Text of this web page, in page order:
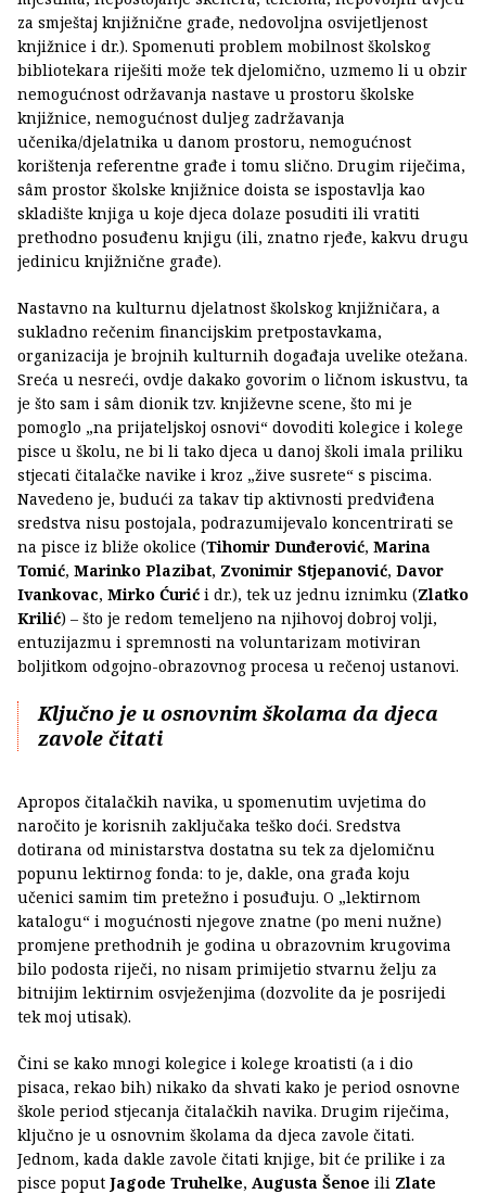
za smještaj knjižnične građe, nedovoljna osvijetljenost
knjižnice i dr.). Spomenuti problem mobilnost školskog
bibliotekara riješiti može tek djelomično, uzmemo li u obzir
nemogućnost održavanja nastave u prostoru školske
knjižnice, nemogućnost duljeg zadržavanja
učenika/djelatnika u danom prostoru, nemogućnost
korištenja referentne građe i tomu slično. Drugim riječima,
sâm prostor školske knjižnice doista se ispostavlja kao
skladište knjiga u koje djeca dolaze posuditi ili vratiti
prethodno posuđenu knjigu (ili, znatno rjeđe, kakvu drugu
jedinicu knjižnične građe).
Nastavno na kulturnu djelatnost školskog knjižničara, a
sukladno rečenim financijskim pretpostavkama,
organizacija je brojnih kulturnih događaja uvelike otežana.
Sreća u nesreći, ovdje dakako govorim o ličnom iskustvu, ta
je što sam i sâm dionik tzv. književne scene, što mi je
pomoglo „na prijateljskoj osnovi“ dovoditi kolegice i kolege
pisce u školu, ne bi li tako djeca u danoj školi imala priliku
stjecati čitalačke navike i kroz „žive susrete“ s piscima.
Navedeno je, budući za takav tip aktivnosti predviđena
sredstva nisu postojala, podrazumijevalo koncentrirati se
na pisce iz bliže okolice (Tihomir Dunđerović, Marina
Tomić, Marinko Plazibat, Zvonimir Stjepanović, Davor
Ivankovac, Mirko Ćurić i dr.), tek uz jednu iznimku (Zlatko
Krilić) – što je redom temeljeno na njihovoj dobroj volji,
entuzijazmu i spremnosti na voluntarizam motiviran
boljitkom odgojno-obrazovnog procesa u rečenoj ustanovi.
Ključno je u osnovnim školama da djeca
zavole čitati
Apropos čitalačkih navika, u spomenutim uvjetima do
naročito je korisnih zaključaka teško doći. Sredstva
dotirana od ministarstva dostatna su tek za djelomičnu
popunu lektirnog fonda: to je, dakle, ona građa koju
učenici samim tim pretežno i posuđuju. O „lektirnom
katalogu“ i mogućnosti njegove znatne (po meni nužne)
promjene prethodnih je godina u obrazovnim krugovima
bilo podosta riječi, no nisam primijetio stvarnu želju za
bitnijim lektirnim osvježenjima (dozvolite da je posrijedi
tek moj utisak).
Čini se kako mnogi kolegice i kolege kroatisti (a i dio
pisaca, rekao bih) nikako da shvati kako je period osnovne
škole period stjecanja čitalačkih navika. Drugim riječima,
ključno je u osnovnim školama da djeca zavole čitati.
Jednom, kada dakle zavole čitati knjige, bit će prilike i za
pisce poput Jagode Truhelke, Augusta Šenoe ili Zlate